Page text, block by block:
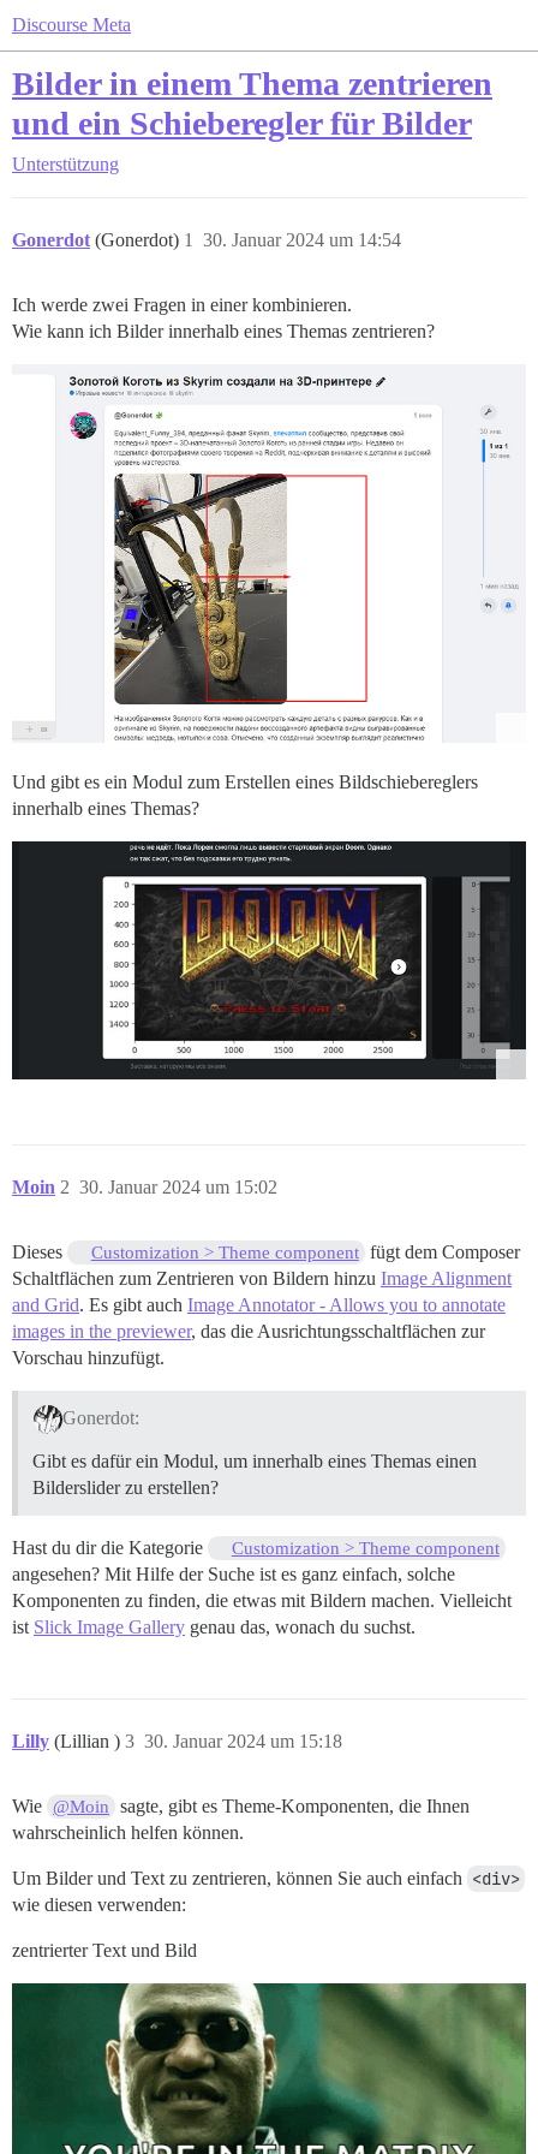
Discourse Meta
Bilder in einem Thema zentrieren
und ein Schieberegler für Bilder
Unterstützung
Gonerdot (Gonerdot) 30. Januar 2024 um 14:54
1
Ich werde zwei Fragen in einer kombinieren.
Wie kann ich Bilder innerhalb eines Themas zentrieren?
Und gibt es ein Modul zum Erstellen eines Bildschiebereglers
innerhalb eines Themas?
Moin 30. Januar 2024 um 15:02
2
Dieses Customization > Theme component fügt dem Composer
Schaltflächen zum Zentrieren von Bildern hinzu Image Alignment
and Grid. Es gibt auch Image Annotator - Allows you to annotate
images in the previewer, das die Ausrichtungsschaltflächen zur
Vorschau hinzufügt.
Gonerdot:
Gibt es dafür ein Modul, um innerhalb eines Themas einen
Bilderslider zu erstellen?
Hast du dir die Kategorie Customization > Theme component
angesehen? Mit Hilfe der Suche ist es ganz einfach, solche
Komponenten zu finden, die etwas mit Bildern machen. Vielleicht
ist Slick Image Gallery genau das, wonach du suchst.
Lilly (Lillian ) 30. Januar 2024 um 15:18
3
Wie @Moin
sagte, gibt es Theme-Komponenten, die Ihnen
wahrscheinlich helfen können.
Um Bilder und Text zu zentrieren, können Sie auch einfach <div>
wie diesen verwenden:
zentrierter Text und Bild